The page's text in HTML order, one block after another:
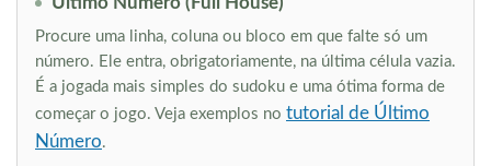
Procure uma linha, coluna ou bloco em que falte só um
número. Ele entra, obrigatoriamente, na última célula vazia.
É a jogada mais simples do sudoku e uma ótima forma de
começar o jogo. Veja exemplos no tutorial de Último
Número.